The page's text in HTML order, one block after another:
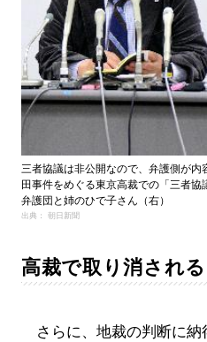
三者協議は非公開なので、弁護側が
田事件をめぐる東京高裁での「三者
弁護団と姉のひで子さん（右）
出典： 朝日新聞
高裁で取り消され
さらに、地裁の判断に納